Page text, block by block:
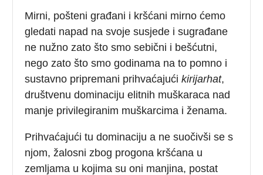
Mirni, pošteni građani i kršćani mirno ćemo
gledati napad na svoje susjede i sugrađane
ne nužno zato što smo sebični i bešćutni,
nego zato što smo godinama na to pomno i
sustavno pripremani prihvaćajućikirijarhat,
društvenu dominaciju elitnih muškaraca nad
manje privilegiranim muškarcima i ženama.
Prihvaćajući tu dominaciju a ne suočivši se s
njom, žalosni zbog progona kršćana u
zemljama u kojima su oni manjina, postat